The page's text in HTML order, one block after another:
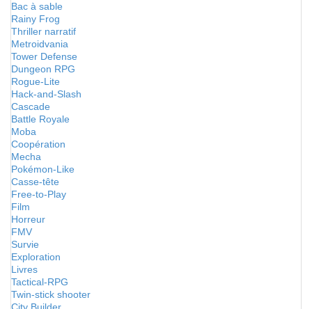
Bac à sable
Rainy Frog
Thriller narratif
Metroidvania
Tower Defense
Dungeon RPG
Rogue-Lite
Hack-and-Slash
Cascade
Battle Royale
Moba
Coopération
Mecha
Pokémon-Like
Casse-tête
Free-to-Play
Film
Horreur
FMV
Survie
Exploration
Livres
Tactical-RPG
Twin-stick shooter